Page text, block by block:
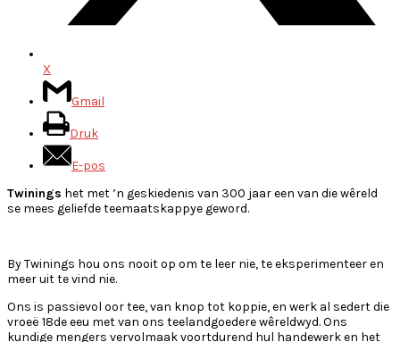
X
Gmail
Druk
E-pos
Twinings het met ’n geskiedenis van 300 jaar een van die wêreld
se mees geliefde teemaatskappye geword.
By Twinings hou ons nooit op om te leer nie, te eksperimenteer en
meer uit te vind nie.
Ons is passievol oor tee, van knop tot koppie, en werk al sedert die
vroeë 18de eeu met van ons teelandgoedere wêreldwyd.Ons
kundige mengers vervolmaak voortdurend hul handewerk en het